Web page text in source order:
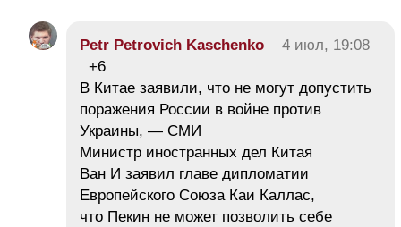
Petr Petrovich Kaschenko
4 июл, 19:08
+6
В Китае заявили, что не могут допустить
поражения России в войне против
Украины, — СМИ
Министр иностранных дел Китая
Ван И заявил главе дипломатии
Европейского Союза Каи Каллас,
что Пекин не может позволить себе